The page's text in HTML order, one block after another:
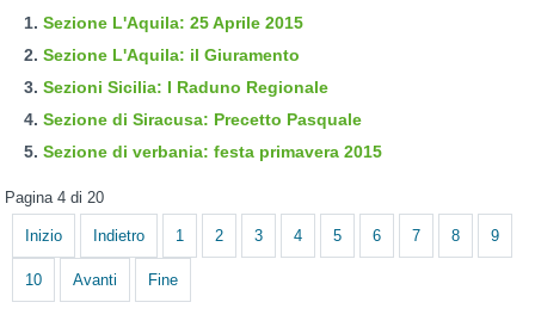
Sezione L'Aquila: 25 Aprile 2015
Sezione L'Aquila: il Giuramento
Sezioni Sicilia: I Raduno Regionale
Sezione di Siracusa: Precetto Pasquale
Sezione di verbania: festa primavera 2015
Pagina 4 di 20
Inizio Indietro 1 2 3 4 5 6 7 8 9
10 Avanti Fine